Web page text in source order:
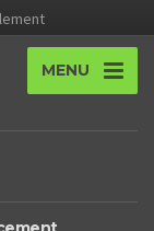
MENU